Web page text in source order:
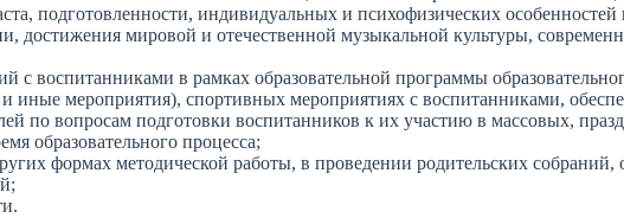
подготовленности, индивидуальных и психофизических
достижения мировой и отечественной музыкальной культуры,
с воспитанниками в рамках образовательной программы
иные мероприятия), спортивных мероприятиях с воспитанниками,
по вопросам подготовки воспитанников к их участию в массовых,
образовательного процесса;
формах методической работы, в проведении родительских